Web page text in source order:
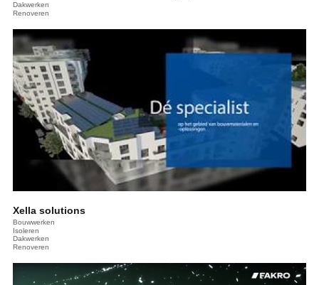
Dakwerken
Renoveren
Xella solutions
Bouwwerken
Isoleren
Dakwerken
Renoveren